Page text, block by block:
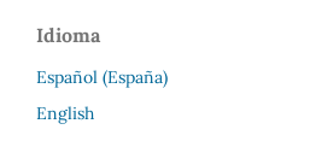
Idioma
Español (España)
English